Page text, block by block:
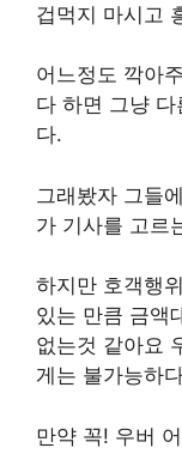
겁먹지 마시고
어느정도 깍아
다 하면 그냥
다.
그래봤자 그들
가 기사를 고르
하지만 호객행
있는 만큼 금액
없는것 같아요
게는 불가능하
만약 꼭! 우버